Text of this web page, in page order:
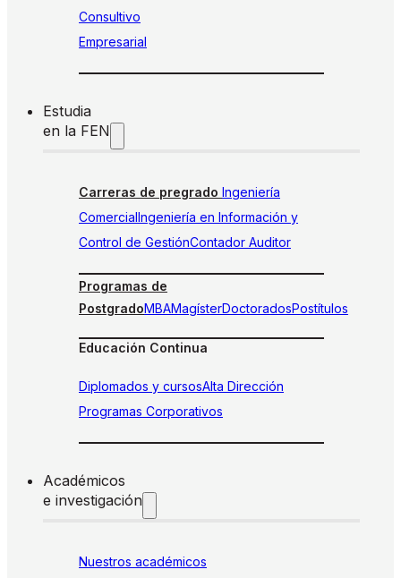
Consultivo
Empresarial
Estudia
en la FEN
Carreras de pregrado Ingeniería
ComercialIngeniería en Información y
Control de GestiónContador Auditor
Programas de
PostgradoMBAMagísterDoctoradosPostítulos
Educación Continua
Diplomados y cursosAlta Dirección
Programas Corporativos
Académicos
e investigación
Nuestros académicos